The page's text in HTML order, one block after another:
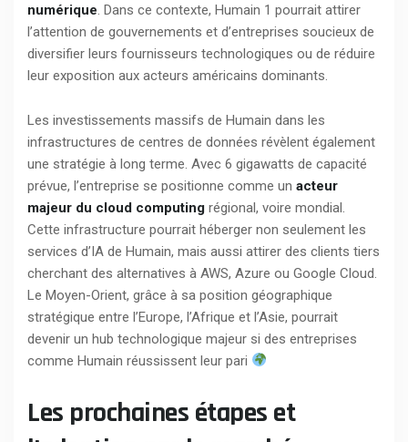
numérique. Dans ce contexte, Humain 1 pourrait attirer
l’attention de gouvernements et d’entreprises soucieux de
diversifier leurs fournisseurs technologiques ou de réduire
leur exposition aux acteurs américains dominants.
Les investissements massifs de Humain dans les
infrastructures de centres de données révèlent également
une stratégie à long terme. Avec 6 gigawatts de capacité
prévue, l’entreprise se positionne comme un acteur
majeur du cloud computing régional, voire mondial.
Cette infrastructure pourrait héberger non seulement les
services d’IA de Humain, mais aussi attirer des clients tiers
cherchant des alternatives à AWS, Azure ou Google Cloud.
Le Moyen-Orient, grâce à sa position géographique
stratégique entre l’Europe, l’Afrique et l’Asie, pourrait
devenir un hub technologique majeur si des entreprises
comme Humain réussissent leur pari
Les prochaines étapes et